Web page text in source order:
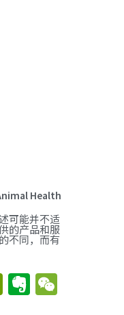
Health
可能并不适
的产品和服
不同，而有
Evernote